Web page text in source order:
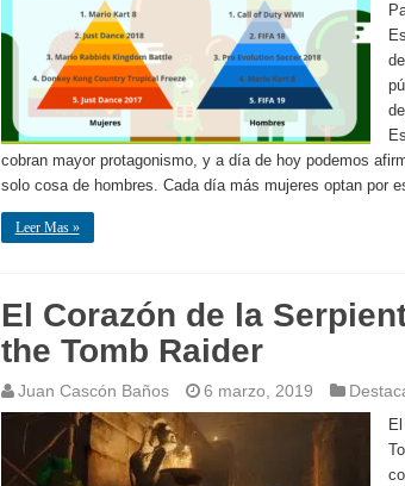
cobran mayor protagonismo, y a día de hoy podemos
solo cosa de hombres. Cada día más mujeres optan por
Leer Mas »
El Corazón de la
the Tomb Raider
Juan Cascón Baños 6 marzo, 2019